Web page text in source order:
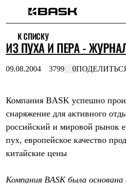
Интернет-магазин
Мужская одежда
Утепленная пухом
Куртки
Брюки
Утепленная синтетикой
Куртки
Брюки
Штормовая одежда
Куртки
Софтшелл одежда
Брюки
К СПИСКУ
ИЗ ПУХА И ПЕРА -
09.08.2004 3799 0
Компания BASK успешно
снаряжение для активного
российский и мировой рынок
пух, европейское качество
китайские цены
Компания BASK была основана